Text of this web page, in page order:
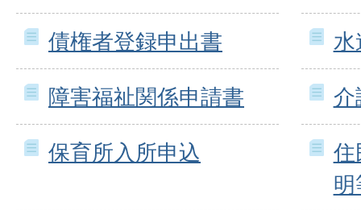
債権者登録申出書 水
障害福祉関係申請書 介
保育所入所申込
住
明